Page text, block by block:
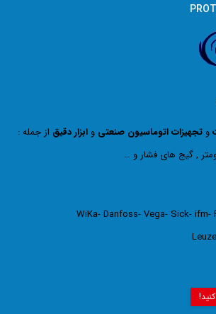
و تجهیزات اتوماسیون صنعتی و ابزار دقیق از جمله :
, گیج های فشار و …
WiKa- Danfoss- Vega- Sick- ifm-